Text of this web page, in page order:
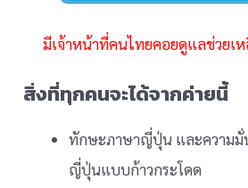
มีเจ้าหน้าที่คนไทยคอยดูแลช่วยเ
สิ่งที่ทุกคนจะได้จากค่ายนี้
ทักษะภาษาญี่ปุ่น และความมั่
ญี่ปุ่นแบบก้าวกระโดด